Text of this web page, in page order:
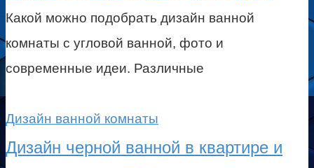
Какой можно подобрать дизайн ванной
комнаты с угловой ванной, фото и
современные идеи. Различные
Дизайн ванной комнаты
Дизайн черной ванной в квартире и